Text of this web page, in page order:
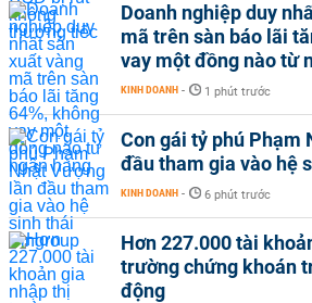
Doanh nghiệp duy
mã trên sàn báo lãi
vay một đồng nào từ
KINH DOANH - 1 phút trước
Con gái tỷ phú Phạm
đầu tham gia vào hệ
KINH DOANH - 6 phút trước
Hơn 227.000 tài
trường chứng khoán
động